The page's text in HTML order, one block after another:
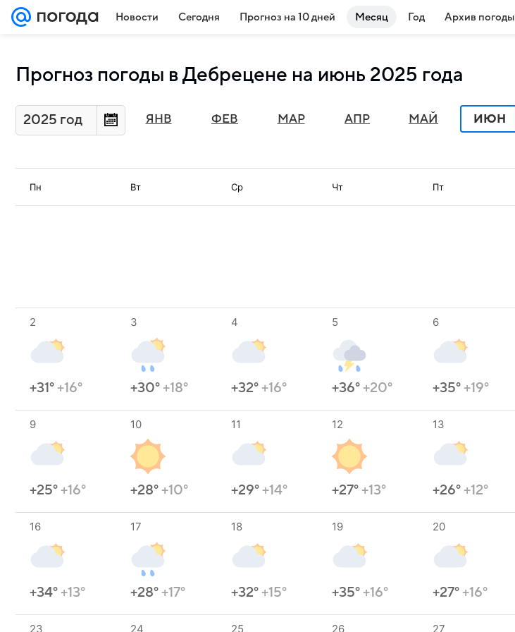
Новости Сегодня Прогноз на 10 дней Месяц Год Архив погоды
Прогноз погоды в Дебрецене на июнь 2025 года
2025 год ЯНВ ФЕВ МАР АПР МАЙ ИЮН
Пн Вт Ср Чт Пт
2
+31°+16°
3
+30°+18°
4
+32°+16°
5
+36°+20°
6
+35°+19°
9
+25°+16°
10
+28°+10°
11
+29°+14°
12
+27°+13°
13
+26°+12°
16
+34°+13°
17
+28°+17°
18
+32°+15°
19
+35°+16°
20
+27°+16°
23 24 25 26 27